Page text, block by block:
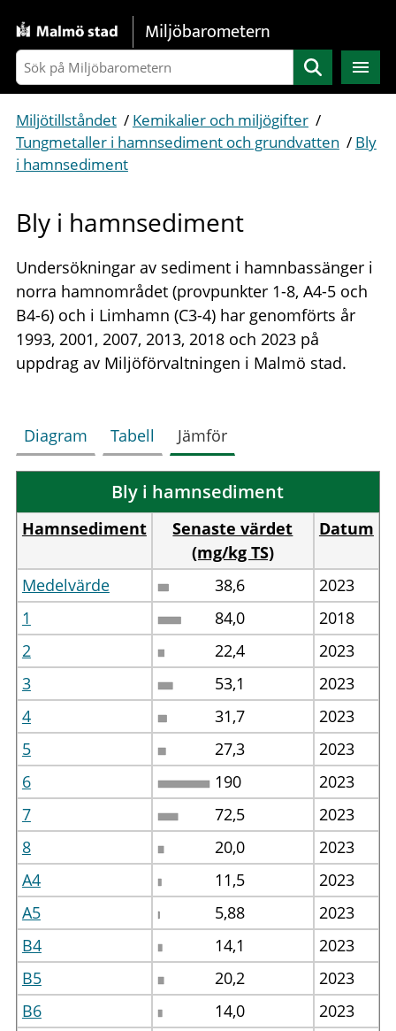
Gå direkt till sidans innehåll
Miljöbarometern
Sök
Miljötillståndet / Kemikalier och miljögifter /
Tungmetaller i hamnsediment och grundvatten / Bly
i hamnsediment
Bly i hamnsediment
Undersökningar av sediment i hamnbassänger i
norra hamnområdet (provpunkter 1-8, A4-5 och
B4-6) och i Limhamn (C3-4) har genomförts år
1993, 2001, 2007, 2013, 2018 och 2023 på
uppdrag av Miljöförvaltningen i Malmö stad.
Diagram Tabell Jämför
Bly i hamnsediment
Hamnsediment
Senaste värdet
(mg/kg TS)
Datum
Medelvärde 38,6
2023
1
84,0
2018
2
22,4
2023
3
53,1
2023
4
31,7
2023
5
27,3
2023
6
190
2023
7
72,5
2023
8
20,0
2023
A4
11,5
2023
A5
5,88
2023
B4
14,1
2023
B5
20,2
2023
B6
14,0
2023